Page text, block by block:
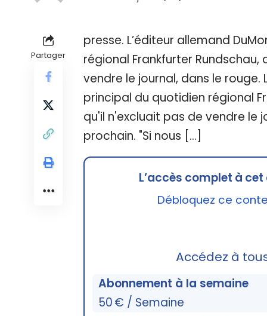
Partager
presse. L’éditeur allemand
régional Frankfurter
vendre le journal, dans le
principal du quotidien régional
qu'il n'excluait pas de vendre le
prochain. "Si nous […]
L’accès complet à
Débloquez ce
Accédez à
Abonnement à la semaine
50 € / Semaine